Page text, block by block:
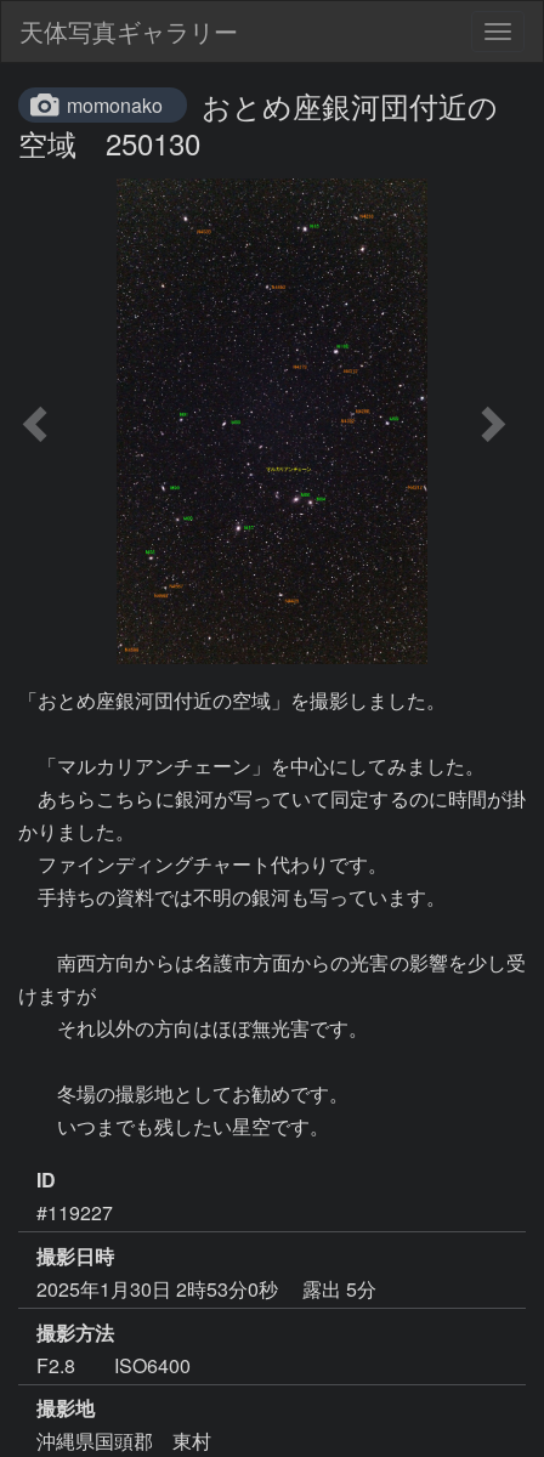
天体写真ギャラリー
momonako
おとめ座銀河団付近の
空域 250130
「おとめ座銀河団付近の空域」を撮影しました。
「マルカリアンチェーン」を中心にしてみました。
あちらこちらに銀河が写っていて同定するのに時間が掛
かりました。
ファインディングチャート代わりです。
手持ちの資料では不明の銀河も写っています。
南西方向からは名護市方面からの光害の影響を少し受
けますが
それ以外の方向はほぼ無光害です。
冬場の撮影地としてお勧めです。
ID
#119227
撮影日時
2025年1月30日 2時53分0秒
露出 5分
撮影方法
F2.8 ISO6400
撮影地
沖縄県国頭郡 東村